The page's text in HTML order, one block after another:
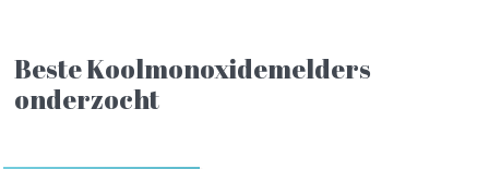
Beste Koolmonoxidemelders
onderzocht